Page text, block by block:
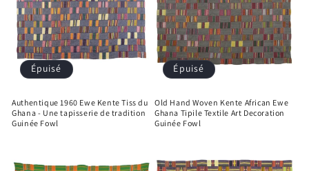
Épuisé
Authentique 1960 Ewe Kente Tiss du
Ghana - Une tapisserie de tradition
Guinée Fowl
Épuisé
Old Hand Woven Kente African Ewe
Ghana Tipile Textile Art Decoration
Guinée Fowl